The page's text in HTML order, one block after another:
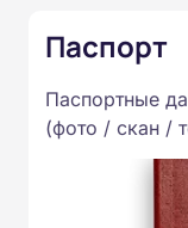
Паспорт
Паспортные
(фото / скан /